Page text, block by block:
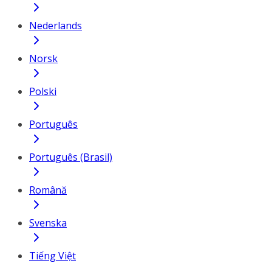
Nederlands
Norsk
Polski
Português
Português (Brasil)
Română
Svenska
Tiếng Việt